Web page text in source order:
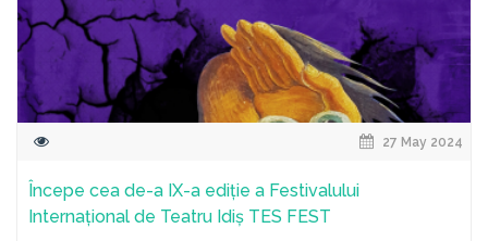
27 May 2024
Începe cea de-a IX-a ediție a Festivalului
Internațional de Teatru Idiș TES FEST